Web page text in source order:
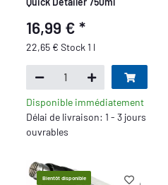
16,99 €*
22,65 € Stock 1 l
Disponible immédiatement
Délai de livraison: 1 - 3 jours
ouvrables
Bientôt disponible